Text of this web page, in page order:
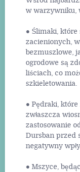
w warzywniku,
● Ślimaki,
zacienionych,
bezmuszlowe,
ogrodowe są
liściach, co
szkieletowania.
● Pędraki,
zwłaszcza
zastosowanie
Dursban przed
negatywny
● Mszyce,